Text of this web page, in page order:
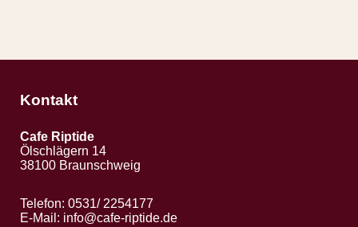
Kontakt
Cafe Riptide
Ölschlägern 14
38100 Braunschweig
Telefon: 0531/ 2254177
E-Mail: info@cafe-riptide.de